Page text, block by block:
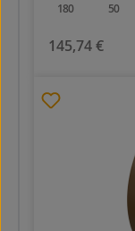
180 50
145,74 €